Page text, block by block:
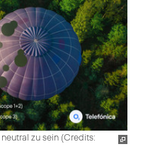
neutral zu sein (Credits: